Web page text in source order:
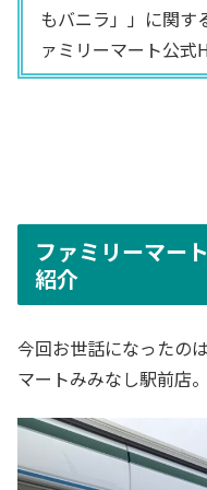
もバニラ」」に関す
ァミリーマート公式
ファミリーマー
紹介
今回お世話になったの
マートみみなし駅前店。